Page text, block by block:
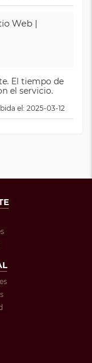
Web |
El tiempo de
el servicio.
el: 2025-03-12